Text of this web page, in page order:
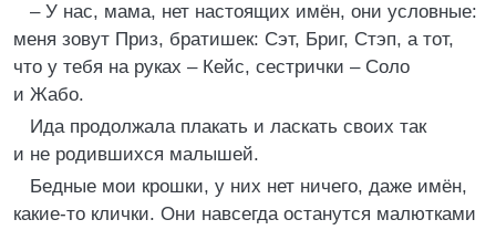
– У нас, мама, нет настоящих имён, они условные:
меня зовут Приз, братишек: Сэт, Бриг, Стэп, а тот,
что у тебя на руках – Кейс, сестрички – Соло
и Жабо.
Ида продолжала плакать и ласкать своих так
и не родившихся малышей.
Бедные мои крошки, у них нет ничего, даже имён,
какие-то клички. Они навсегда останутся малютками